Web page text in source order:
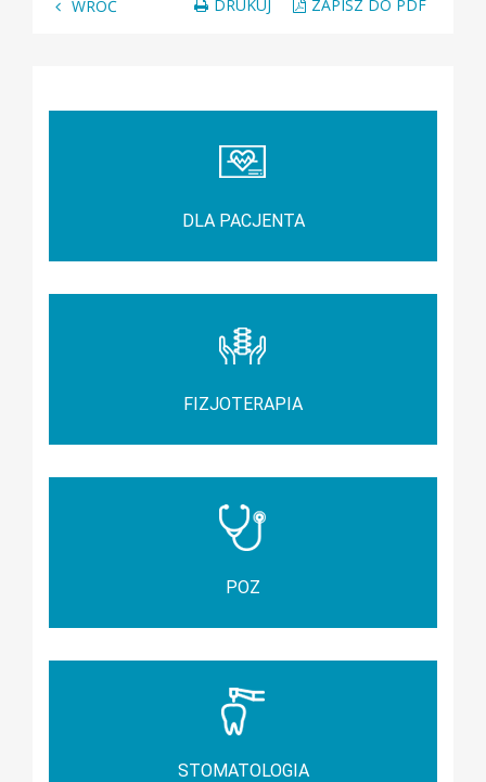
WRÓĆ DRUKUJ ZAPISZ DO PDF
DLA PACJENTA
FIZJOTERAPIA
POZ
STOMATOLOGIA